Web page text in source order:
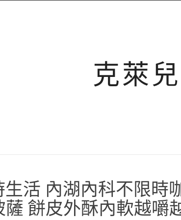
克萊
活 內湖內科不限時
餅皮外酥內軟越嚼